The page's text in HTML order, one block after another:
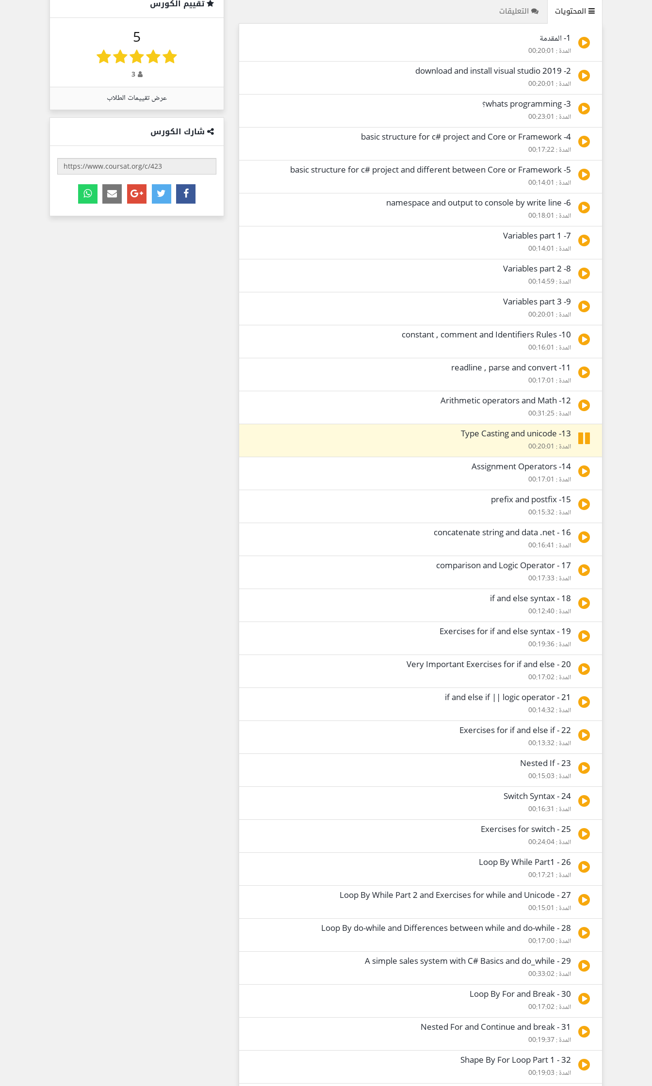
المحتويات التعليقات
1- المقدمة
المدة : 00:20:01
2- download and install visual studio 2019
المدة : 00:20:01
3- whats programming؟
المدة : 00:23:01
4- basic structure for c# project and Core or Framework
المدة : 00:17:22
5- basic structure for c# project and different between Core or Framework
المدة : 00:14:01
6- namespace and output to console by write line
المدة : 00:18:01
7- Variables part 1
المدة : 00:14:01
8- Variables part 2
المدة : 00:14:59
9- Variables part 3
المدة : 00:20:01
10- constant , comment and Identifiers Rules
المدة : 00:16:01
11- readline , parse and convert
المدة : 00:17:01
12- Arithmetic operators and Math
المدة : 00:31:25
13- Type Casting and unicode
المدة : 00:20:01
14- Assignment Operators
المدة : 00:17:01
15- prefix and postfix
المدة : 00:15:32
16 - concatenate string and data .net
المدة : 00:16:41
17 - comparison and Logic Operator
المدة : 00:17:33
18 - if and else syntax
المدة : 00:12:40
19 - Exercises for if and else syntax
المدة : 00:19:36
20 - Very Important Exercises for if and else
المدة : 00:17:02
21 - if and else if || logic operator
المدة : 00:14:32
22 - Exercises for if and else if
المدة : 00:13:32
23 - Nested If
المدة : 00:15:03
24 - Switch Syntax
المدة : 00:16:31
25 - Exercises for switch
المدة : 00:24:04
26 - Loop By While Part1
المدة : 00:17:21
27 - Loop By While Part 2 and Exercises for while and Unicode
المدة : 00:15:01
28 - Loop By do-while and Differences between while and do-while
المدة : 00:17:00
29 - A simple sales system with C# Basics and do_while
المدة : 00:33:02
30 - Loop By For and Break
المدة : 00:17:02
31 - Nested For and Continue and break
المدة : 00:19:37
32 - Shape By For Loop Part 1
المدة : 00:19:03
تقييم الكورس
5
3
عرض تقييمات الطلاب
شارك الكورس